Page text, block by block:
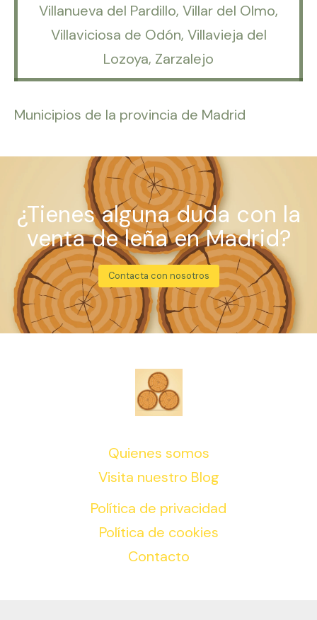
Villanueva del Pardillo, Villar del Olmo,
Villaviciosa de Odón, Villavieja del
Lozoya, Zarzalejo
Municipios de la provincia de Madrid
¿Tienes alguna duda con la
venta de leña en Madrid?
Contacta con nosotros
Quienes somos
Visita nuestro Blog
Política de privacidad
Política de cookies
Contacto